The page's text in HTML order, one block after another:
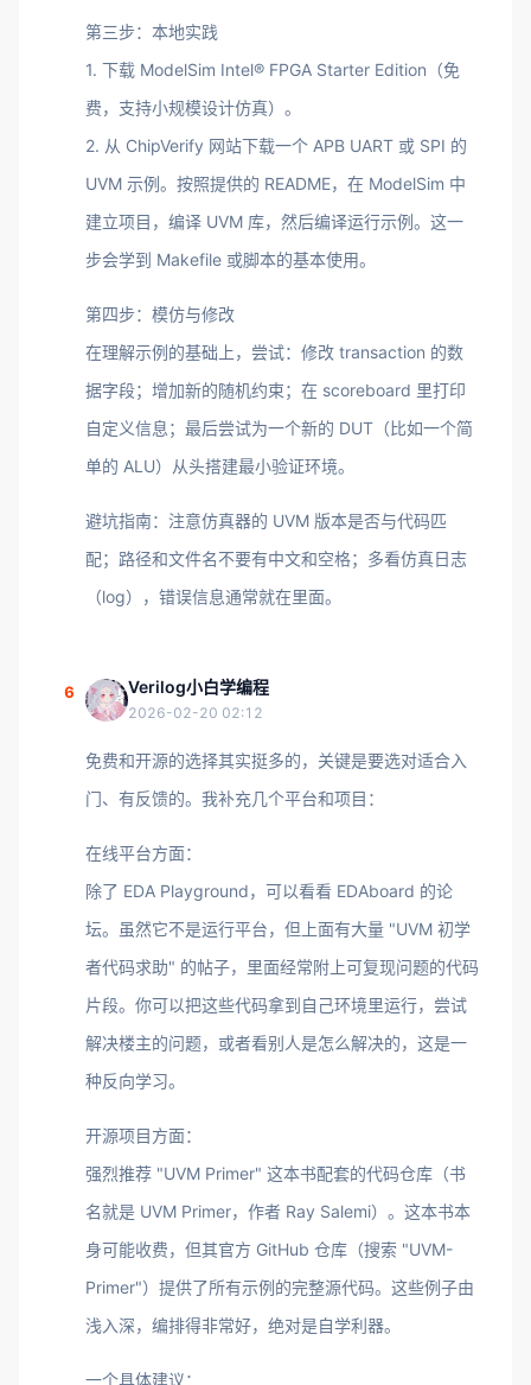
第三步：本地实践
1. 下载 ModelSim Intel® FPGA Starter Edition（免
费，支持小规模设计仿真）。
2. 从 ChipVerify 网站下载一个 APB UART 或 SPI 的
UVM 示例。按照提供的 README，在 ModelSim 中
建立项目，编译 UVM 库，然后编译运行示例。这一
步会学到 Makefile 或脚本的基本使用。
第四步：模仿与修改
在理解示例的基础上，尝试：修改 transaction 的数
据字段；增加新的随机约束；在 scoreboard 里打印
自定义信息；最后尝试为一个新的 DUT（比如一个简
单的 ALU）从头搭建最小验证环境。
避坑指南：注意仿真器的 UVM 版本是否与代码匹
配；路径和文件名不要有中文和空格；多看仿真日志
（log），错误信息通常就在里面。
6 Verilog小白学编程
2026-02-20 02:12
免费和开源的选择其实挺多的，关键是要选对适合入
门、有反馈的。我补充几个平台和项目：
在线平台方面：
除了 EDA Playground，可以看看 EDAboard 的论
坛。虽然它不是运行平台，但上面有大量 "UVM 初学
者代码求助" 的帖子，里面经常附上可复现问题的代码
片段。你可以把这些代码拿到自己环境里运行，尝试
解决楼主的问题，或者看别人是怎么解决的，这是一
种反向学习。
开源项目方面：
强烈推荐 "UVM Primer" 这本书配套的代码仓库（书
名就是 UVM Primer，作者 Ray Salemi）。这本书本
身可能收费，但其官方 GitHub 仓库（搜索 "UVM-
Primer"）提供了所有示例的完整源代码。这些例子由
浅入深，编排得非常好，绝对是自学利器。
一个具体建议：